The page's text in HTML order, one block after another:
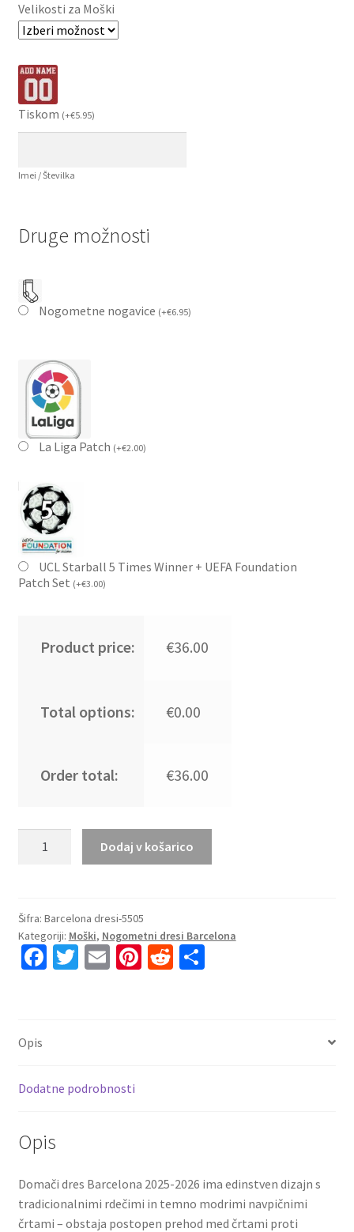
Velikosti za Moški
Tiskom (+€5.95)
Imei / Številka
Druge možnosti
Nogometne nogavice (+€6.95)
La Liga Patch (+€2.00)
UCL Starball 5 Times Winner + UEFA Foundation
Patch Set (+€3.00)
Product price: €36.00
Total options: €0.00
Order total: €36.00
dresi
komplet
FC
26
20
Dodaj v košarico
Šifra: Barcelona dresi-5505
Kategoriji: Moški, Nogometni dresi Barcelona
Fa
k
T E Pi R S
Opis
Dodatne podrobnosti
Opis
Domači dres Barcelona 2025-2026 ima edinstven dizajn s
tradicionalnimi rdečimi in temno modrimi navpičnimi
črtami – obstaja postopen prehod med črtami proti